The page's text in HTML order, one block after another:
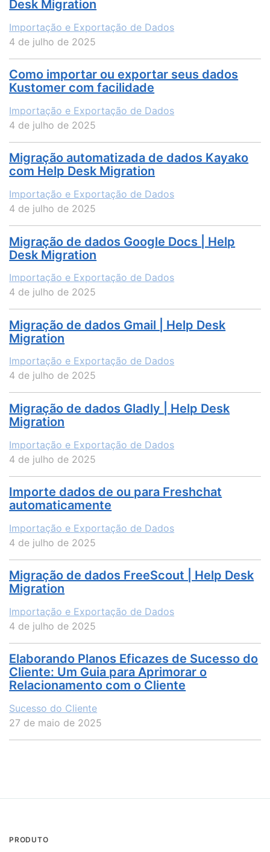
Desk Migration
Importação e Exportação de Dados
4 de julho de 2025
Como importar ou exportar seus dados
Kustomer com facilidade
Importação e Exportação de Dados
4 de julho de 2025
Migração automatizada de dados Kayako
com Help Desk Migration
Importação e Exportação de Dados
4 de julho de 2025
Migração de dados Google Docs | Help
Desk Migration
Importação e Exportação de Dados
4 de julho de 2025
Migração de dados Gmail | Help Desk
Migration
Importação e Exportação de Dados
4 de julho de 2025
Migração de dados Gladly | Help Desk
Migration
Importação e Exportação de Dados
4 de julho de 2025
Importe dados de ou para Freshchat
automaticamente
Importação e Exportação de Dados
4 de julho de 2025
Migração de dados FreeScout | Help Desk
Migration
Importação e Exportação de Dados
4 de julho de 2025
Elaborando Planos Eficazes de Sucesso do
Cliente: Um Guia para Aprimorar o
Relacionamento com o Cliente
Sucesso do Cliente
27 de maio de 2025
PRODUTO